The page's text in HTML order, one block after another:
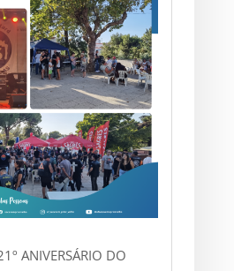
ANIVERSÁRIO DO